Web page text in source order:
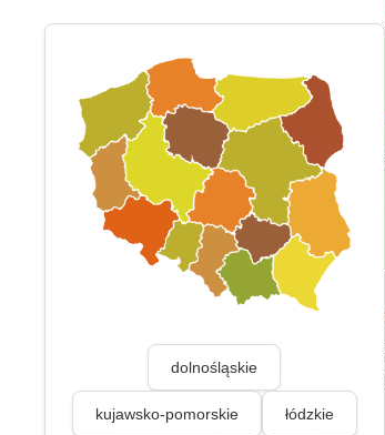
dolnośląskie
kujawsko-pomorskie łódzkie